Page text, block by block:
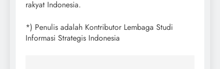
rakyat Indonesia.
*) Penulis adalah Kontributor Lembaga Studi
Informasi Strategis Indonesia